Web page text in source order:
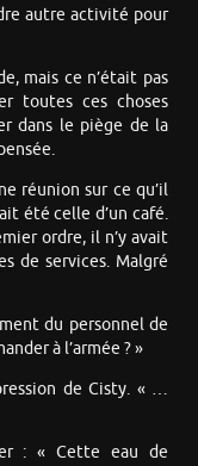
autre activité pour
mais ce n’était pas
toutes ces choses
dans le piège de la
réunion sur ce qu’il
été celle d’un café.
ordre, il n’y avait
de services. Malgré
du personnel de
à l’armée ? »
de Cisty. « …
: « Cette eau de